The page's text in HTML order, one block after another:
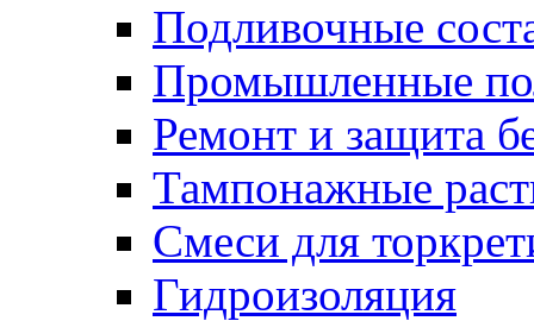
Подливочные
Промышленные
Ремонт и защита
Тампонажные
Смеси для
Гидроизоляция